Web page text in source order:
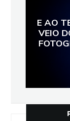
E AO
VEIO